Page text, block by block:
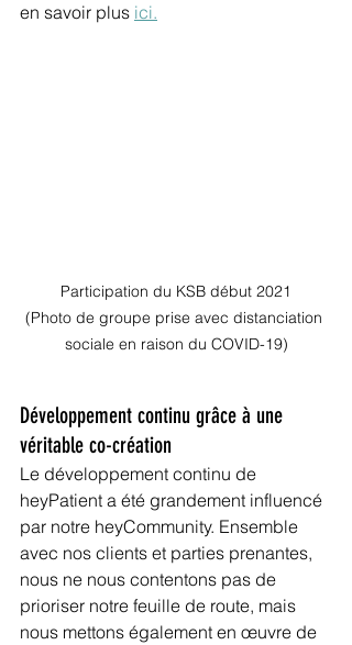
en savoir plus ici.
Participation du KSB début 2021
(Photo de groupe prise avec distanciation
sociale en raison du COVID-19)
Développement continu grâce à une
véritable co-création
Le développement continu de
heyPatient a été grandement influencé
par notre heyCommunity. Ensemble
avec nos clients et parties prenantes,
nous ne nous contentons pas de
prioriser notre feuille de route, mais
nous mettons également en œuvre de